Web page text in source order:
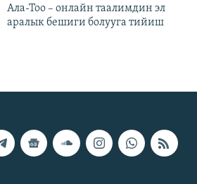
Ала-Тоо – онлайн таалимдин эл
аралык бешиги болууга тийиш